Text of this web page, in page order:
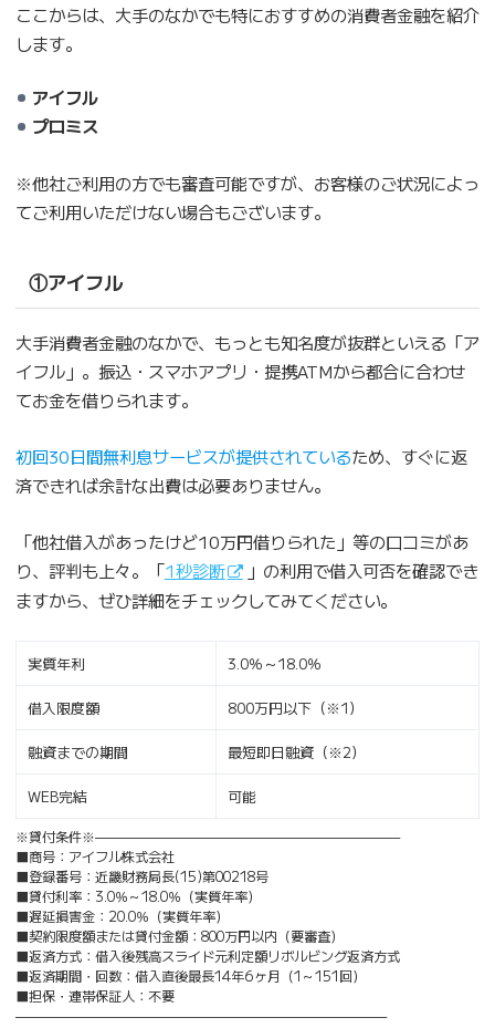
ここからは、大手のなかでも特におすすめの消費者金融を紹介
します。
アイフル
プロミス
※他社ご利用の方でも審査可能ですが、お客様のご状況によっ
てご利用いただけない場合もございます。
①アイフル
大手消費者金融のなかで、もっとも知名度が抜群といえる「ア
イフル」。振込・スマホアプリ・提携ATMから都合に合わせ
てお金を借りられます。
初回30日間無利息サービスが提供されているため、すぐに返
済できれば余計な出費は必要ありません。
「他社借入があったけど10万円借りられた」等の口コミがあ
り、評判も上々。「1秒診断
」の利用で借入可否を確認でき
ますから、ぜひ詳細をチェックしてみてください。
実質年利 3.0％～18.0％
借入限度額 800万円以下（※1）
融資までの期間 最短即日融資（※2）
WEB完結 可能
※貸付条件※———————————————————————
■商号：アイフル株式会社
■登録番号：近畿財務局長(15)第00218号
■貸付利率：3.0％～18.0％（実質年率）
■遅延損害金：20.0％（実質年率）
■契約限度額または貸付金額：800万円以内（要審査）
■返済方式：借入後残高スライド元利定額リボルビング返済方式
■返済期間・回数：借入直後最長14年6ヶ月（1～151回）
■担保・連帯保証人：不要
————————————————————————————